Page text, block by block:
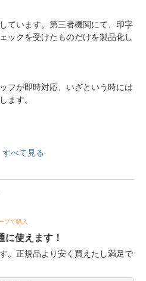
ています。第三者機関にて、印字
ックを受けたものだけを製品化し
フが即時対応、いざという時には
ます。
すべて見る
プで購入
に使えます！
。正規品より安く買えたし満足で